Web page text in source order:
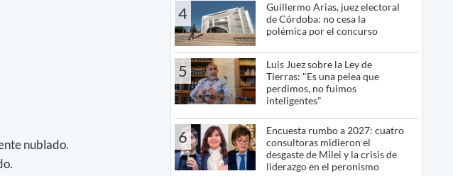
nublado.
4
Guillermo Arias, juez electoral
de Córdoba: no cesa la
polémica por el concurso
5
Luis Juez sobre la Ley de
Tierras: "Es una pelea que
perdimos, no fuimos
inteligentes"
6
Encuesta rumbo a 2027: cuatro
consultoras midieron el
desgaste de Milei y la crisis de
liderazgo en el peronismo